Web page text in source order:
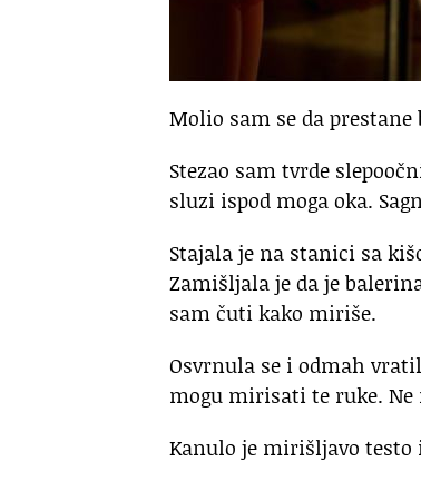
Molio sam se da prestane
Stezao sam tvrde
sluzi ispod moga oka.
Stajala je na stanici sa
Zamišljala je da je
sam čuti kako miriše.
Osvrnula se i odmah
mogu mirisati te ruke.
Kanulo je mirišljavo